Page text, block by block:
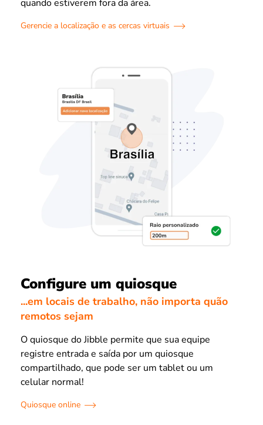
quando estiverem fora da área.
Gerencie a localização e as cercas virtuais
Configure um quiosque
...em locais de trabalho, não importa quão
remotos sejam
O quiosque do Jibble permite que sua equipe
registre entrada e saída por um quiosque
compartilhado, que pode ser um tablet ou um
celular normal!
Quiosque online